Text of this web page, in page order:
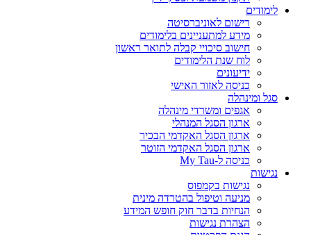
לימודים
רישום לאוניברסיטה
מידע למתעניינים בלימודים
חישוב סיכויי קבלה לתואר ראשון
לוח שנת הלימודים
ידיעונים
כניסה לאזור האישי
סגל ומינהלה
אגפים ומשרדי מינהלה
ארגון הסגל המנהלי
ארגון הסגל האקדמי הבכיר
ארגון הסגל האקדמי הזוטר
כניסה ל-My Tau
נגישות
נגישות בקמפוס
מניעה וטיפול בהטרדה מינית
הנחיות בדבר חוק חופש המידע
הצהרת נגישות